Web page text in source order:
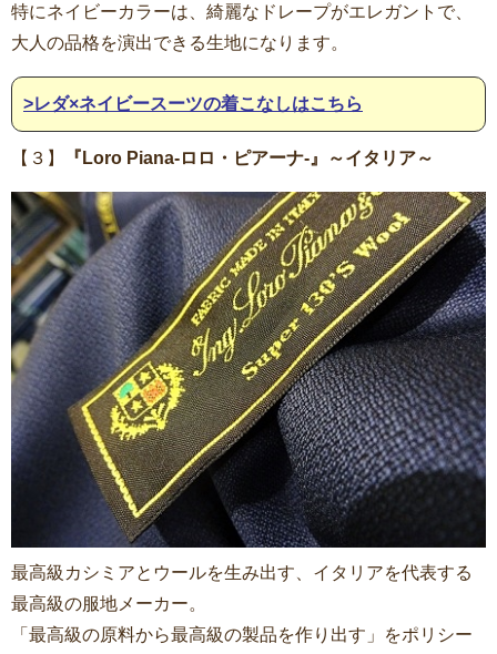
特にネイビーカラーは、綺麗なドレープがエレガントで、
大人の品格を演出できる生地になります。
>レダ×ネイビースーツの着こなしはこちら
【３】 『Loro Piana-ロロ・ピアーナ-』～イタリア～
最高級カシミアとウールを生み出す、イタリアを代表する
最高級の服地メーカー。
「最高級の原料から最高級の製品を作り出す」をポリシー